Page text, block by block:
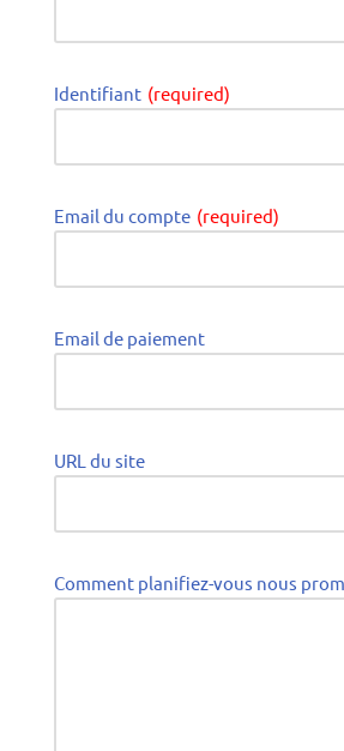
Identifiant (required)
Email du compte (required)
Email de paiement
URL du site
Comment planifiez-vous nous